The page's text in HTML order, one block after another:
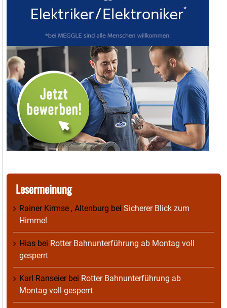
Lesermeinung
Rainer Kirmse , Altenburg bei Sicherer Blick zum
Himmel
Hias bei Rotter Bahnunterführung ab Montag voll
gesperrt
Karl Ranseierbei Rotter Bahnunterführung ab
Montag voll gesperrt